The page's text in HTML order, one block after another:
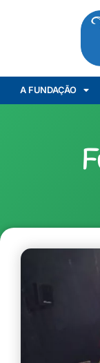
A FUNDAÇÃO